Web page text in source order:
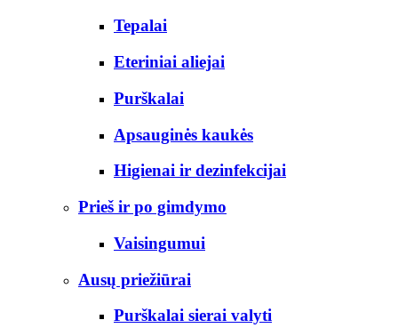
Tepalai
Eteriniai aliejai
Purškalai
Apsauginės kaukės
Higienai ir dezinfekcijai
Prieš ir po gimdymo
Vaisingumui
Ausų priežiūrai
Purškalai sierai valyti